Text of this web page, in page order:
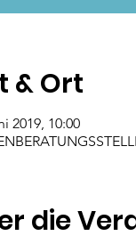
& Ort
2019, 10:00
die